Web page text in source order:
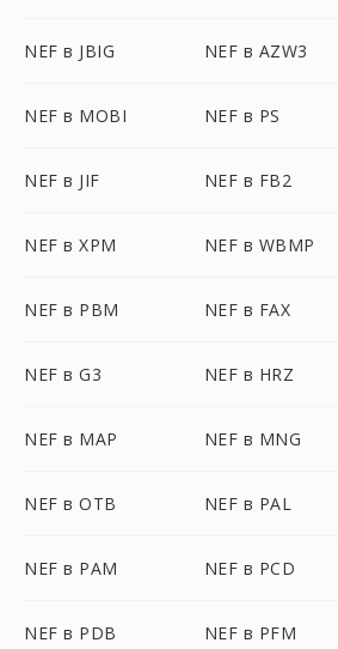
NEF в JBIG NEF в AZW3
NEF в MOBI NEF в PS
NEF в JIF NEF в FB2
NEF в XPM NEF в WBMP
NEF в PBM NEF в FAX
NEF в G3 NEF в HRZ
NEF в MAP NEF в MNG
NEF в OTB NEF в PAL
NEF в PAM NEF в PCD
NEF в PDB NEF в PFM